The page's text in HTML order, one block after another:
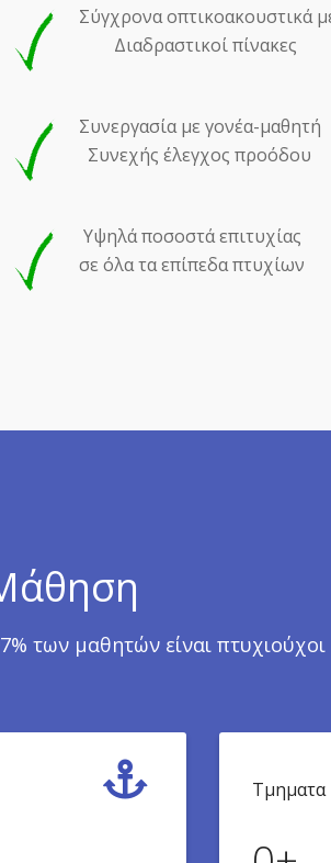
Σύγχρονα οπτικοακουστικά
Διαδραστικοί πίνακες
Συνεργασία με γονέα-μαθητή
Συνεχής έλεγχος προόδου
Υψηλά ποσοστά επιτυχίας
σε όλα τα επίπεδα πτυχίων
των μαθητών είναι πτυχιούχοι
Τμηματα